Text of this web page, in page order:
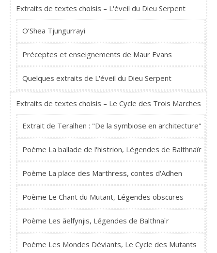
Extraits de textes choisis – L'éveil du Dieu Serpent
O’Shea Tjungurrayi
Préceptes et enseignements de Maur Evans
Quelques extraits de L'éveil du Dieu Serpent
Extraits de textes choisis – Le Cycle des Trois Marches
Extrait de Teralhen : "De la symbiose en architecture"
Poème La ballade de l'histrion, Légendes de Balthnaïr
Poème La place des Marthress, contes d'Adhen
Poème Le Chant du Mutant, Légendes obscures
Poème Les ãelfynjis, Légendes de Balthnaïr
Poème Les Mondes Déviants, Le Cycle des Mutants